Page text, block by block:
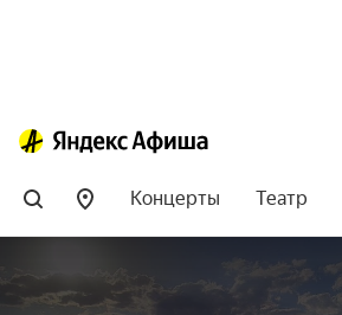
Концерты Театр